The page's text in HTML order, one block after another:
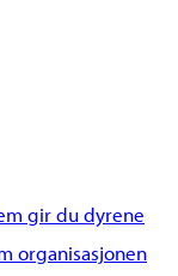
gir du dyrene
organisasjonen